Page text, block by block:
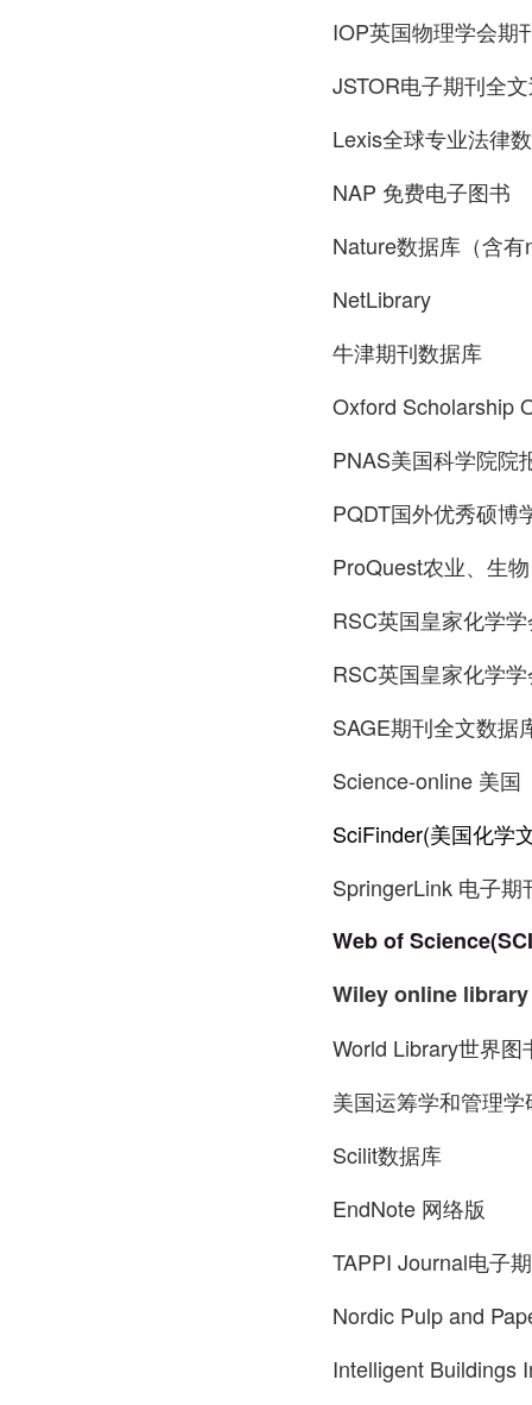
IOP英国物理学会期
JSTOR电子期刊全
Lexis全球专业法律
NAP 免费电子图书
Nature数据库（含
NetLibrary
牛津期刊数据库
Oxford Scholarship
PNAS美国科学院院
PQDT国外优秀硕博
ProQuest农业、生
RSC英国皇家化学
RSC英国皇家化学
SAGE期刊全文数据
Science-online 美国
SciFinder(美国化学
SpringerLink 电子期
Web of
Wiley online library
World Library世界
美国运筹学和管理
Scilit数据库
EndNote 网络版
TAPPI Journal电子
Nordic Pulp and
Intelligent Buildings